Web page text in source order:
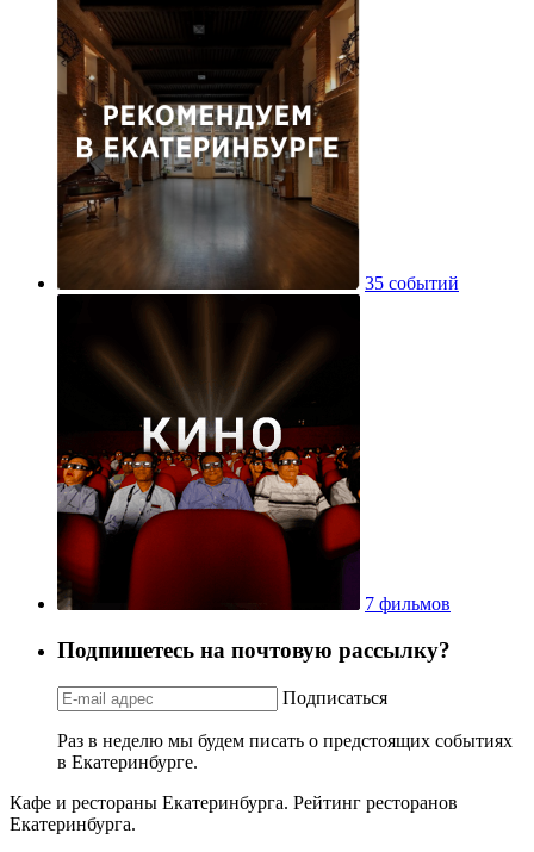
35 событий
7 фильмов
Подпишетесь на почтовую рассылку?
Подписаться
Раз в неделю мы будем писать о предстоящих событиях
в Екатеринбурге.
Кафе и рестораны Екатеринбурга. Рейтинг ресторанов
Екатеринбурга.